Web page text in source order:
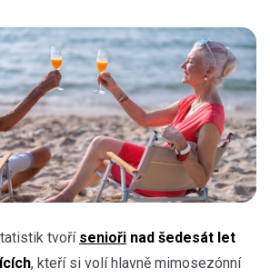
tvoří senioři nad šedesát let
, kteří si volí hlavně mimosezónní